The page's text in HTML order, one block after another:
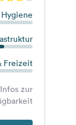
Freizeit
zur